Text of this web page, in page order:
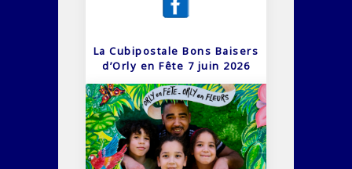
La Cubipostale Bons Baisers
d’Orly en Fête 7 juin 2026